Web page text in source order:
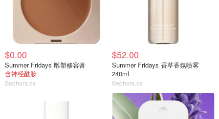
$0.00
Summer Fridays 雕塑修容膏
含神经酰胺
Sephora.ca
$52.00
Summer Fridays 香草香氛喷雾
240ml
Sephora.ca